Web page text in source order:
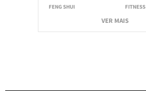
FENG SHUI
FITNESS
VER MAIS